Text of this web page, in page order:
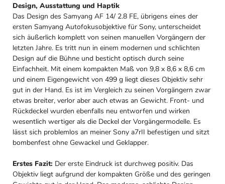
Design, Ausstattung und Haptik
Das Design des Samyang AF 14/ 2.8 FE, übrigens eines der
ersten Samyang Autofokusobjektive für Sony, unterscheidet
sich äußerlich komplett von seinen manuellen Vorgängern der
letzten Jahre. Es tritt nun in einem modernen und schlichten
Design auf die Bühne und besticht optisch durch seine
Einfachheit. Mit einem kompakten Maß von 9,8 x 8,6 x 8,6 cm
und einem Eigengewicht von 499 g liegt dieses Objektiv sehr
gut in der Hand. Es ist im Vergleich zu seinen Vorgängern zwar
etwas breiter, verlor aber auch etwas an Gewicht. Front- und
Rückdeckel wurden ebenfalls neu entworfen und wirken
wesentlich wertiger als die Deckel der Vorgängermodelle. Es
lässt sich problemlos an meiner Sony a7rII befestigen und sitzt
bombenfest ohne Gewackel und Geklapper.
Erstes Fazit: Der erste Eindruck ist durchweg positiv. Das
Objektiv liegt aufgrund der kompakten Größe und des geringen